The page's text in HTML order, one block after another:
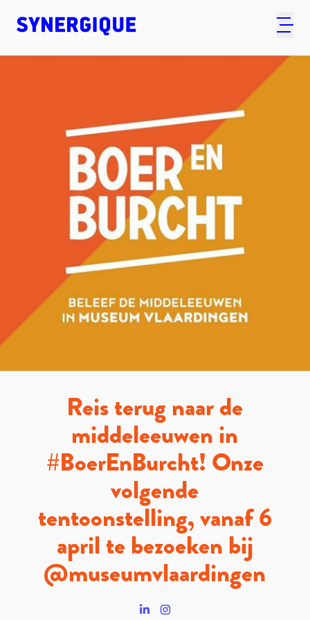
Reis terug naar de
middeleeuwen in
#BoerEnBurcht! Onze
volgende
tentoonstelling, vanaf 6
april te bezoeken bij
@museumvlaardingen